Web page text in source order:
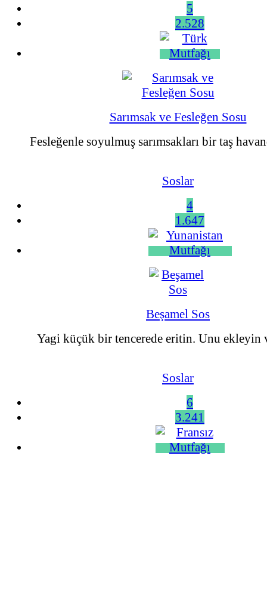
5
2.528
Sarımsak ve Fesleğen Sosu
Fesleğenle soyulmuş sarımsakları bir taş
Soslar
4
1.647
Beşamel Sos
Yagi küçük bir tencerede eritin. Unu ekleyin
Soslar
6
3.241